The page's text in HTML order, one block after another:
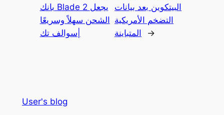
بانك Blade 2 يجعل
الشحن سهلاً وسريعًا
|سوالف تك
البيتكوين بعد بيانات
التضخم الأمريكية
المتباينة
→
User's blog